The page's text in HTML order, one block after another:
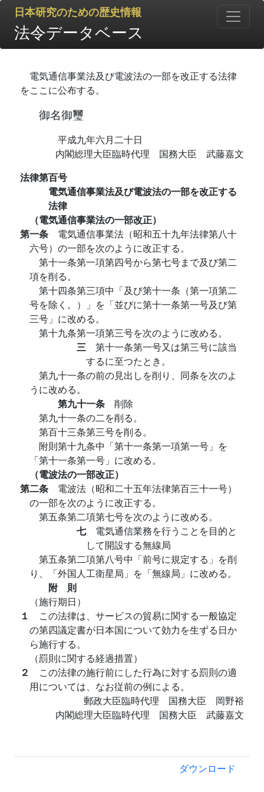
日本研究のための歴史情報
法令データベース
電気通信事業法及び電波法の一部を改正する法律
をここに公布する。
御名御璽
平成九年六月二十日
内閣総理大臣臨時代理 国務大臣 武藤嘉文
法律第百号
電気通信事業法及び電波法の一部を改正する
法律
（電気通信事業法の一部改正）
第一条 電気通信事業法（昭和五十九年法律第八十
六号）の一部を次のように改正する。
第十一条第一項第四号から第七号まで及び第二
項を削る。
第十四条第三項中「及び第十一条（第一項第二
号を除く。）」を「並びに第十一条第一号及び第
三号」に改める。
第十九条第一項第三号を次のように改める。
三 第十一条第一号又は第三号に該当
するに至つたとき。
第九十一条の前の見出しを削り、同条を次のよ
うに改める。
第九十一条 削除
第九十一条の二を削る。
第百十三条第三号を削る。
附則第十九条中「第十一条第一項第一号」を
「第十一条第一号」に改める。
（電波法の一部改正）
第二条 電波法（昭和二十五年法律第百三十一号）
の一部を次のように改正する。
第五条第二項第七号を次のように改める。
七 電気通信業務を行うことを目的と
して開設する無線局
第五条第二項第八号中「前号に規定する」を削
り、「外国人工衛星局」を「無線局」に改める。
附 則
（施行期日）
１ この法律は、サービスの貿易に関する一般協定
の第四議定書が日本国について効力を生ずる日か
ら施行する。
（罰則に関する経過措置）
２ この法律の施行前にした行為に対する罰則の適
用については、なお従前の例による。
郵政大臣臨時代理 国務大臣 岡野裕
内閣総理大臣臨時代理 国務大臣 武藤嘉文
ダウンロード